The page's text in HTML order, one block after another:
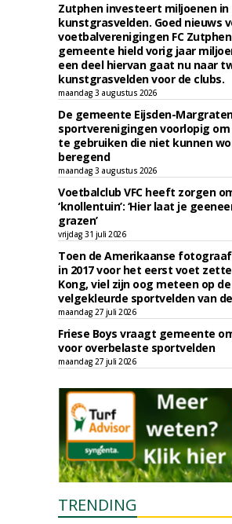
Zutphen investeert miljoenen in
kunstgrasvelden. Goed nieuws
voetbalverenigingen FC Zutphen
gemeente hield vorig jaar
een deel hiervan gaat nu naar
kunstgrasvelden voor de clubs.
maandag 3 augustus 2026
De gemeente Eijsden-
sportverenigingen voorlopig
te gebruiken die niet kunnen
beregend
maandag 3 augustus 2026
Voetbalclub VFC heeft zorgen
‘knollentuin’: ‘Hier laat je
grazen’
vrijdag 31 juli 2026
Toen de Amerikaanse
in 2017 voor het eerst voet
Kong, viel zijn oog meteen op de
velgekleurde sportvelden van
maandag 27 juli 2026
Friese Boys vraagt gemeente
voor overbelaste sportvelden
maandag 27 juli 2026
TRENDING